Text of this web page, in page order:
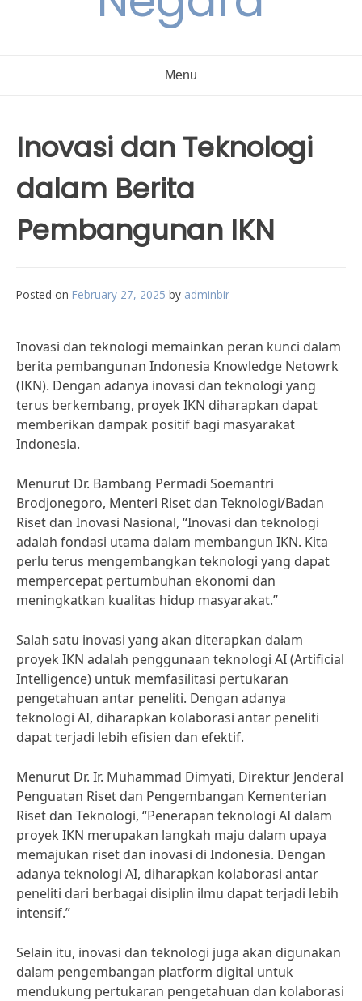
Menu
Inovasi dan Teknologi
dalam Berita
Pembangunan IKN
Posted on February 27, 2025 by adminbir
Inovasi dan teknologi memainkan peran kunci dalam
berita pembangunan Indonesia Knowledge Netowrk
(IKN). Dengan adanya inovasi dan teknologi yang
terus berkembang, proyek IKN diharapkan dapat
memberikan dampak positif bagi masyarakat
Indonesia.
Menurut Dr. Bambang Permadi Soemantri
Brodjonegoro, Menteri Riset dan Teknologi/Badan
Riset dan Inovasi Nasional, “Inovasi dan teknologi
adalah fondasi utama dalam membangun IKN. Kita
perlu terus mengembangkan teknologi yang dapat
mempercepat pertumbuhan ekonomi dan
meningkatkan kualitas hidup masyarakat.”
Salah satu inovasi yang akan diterapkan dalam
proyek IKN adalah penggunaan teknologi AI (Artificial
Intelligence) untuk memfasilitasi pertukaran
pengetahuan antar peneliti. Dengan adanya
teknologi AI, diharapkan kolaborasi antar peneliti
dapat terjadi lebih efisien dan efektif.
Menurut Dr. Ir. Muhammad Dimyati, Direktur Jenderal
Penguatan Riset dan Pengembangan Kementerian
Riset dan Teknologi, “Penerapan teknologi AI dalam
proyek IKN merupakan langkah maju dalam upaya
memajukan riset dan inovasi di Indonesia. Dengan
adanya teknologi AI, diharapkan kolaborasi antar
peneliti dari berbagai disiplin ilmu dapat terjadi lebih
intensif.”
Selain itu, inovasi dan teknologi juga akan digunakan
dalam pengembangan platform digital untuk
mendukung pertukaran pengetahuan dan kolaborasi